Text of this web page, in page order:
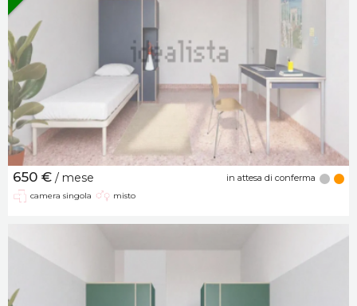
650 € / mese in attesa di conferma
camera singola misto